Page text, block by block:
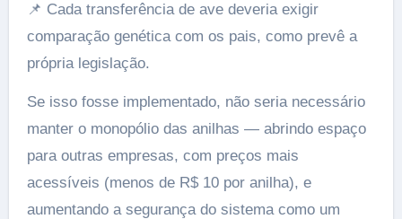
📌 Cada transferência de ave deveria exigir
comparação genética com os pais, como prevê a
própria legislação.
Se isso fosse implementado, não seria necessário
manter o monopólio das anilhas — abrindo espaço
para outras empresas, com preços mais
acessíveis (menos de R$ 10 por anilha), e
aumentando a segurança do sistema como um